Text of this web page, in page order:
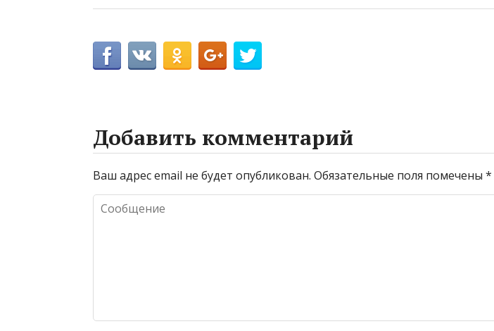
Добавить комментарий
Ваш адрес email не будет опубликован. Обязательные поля помечены *